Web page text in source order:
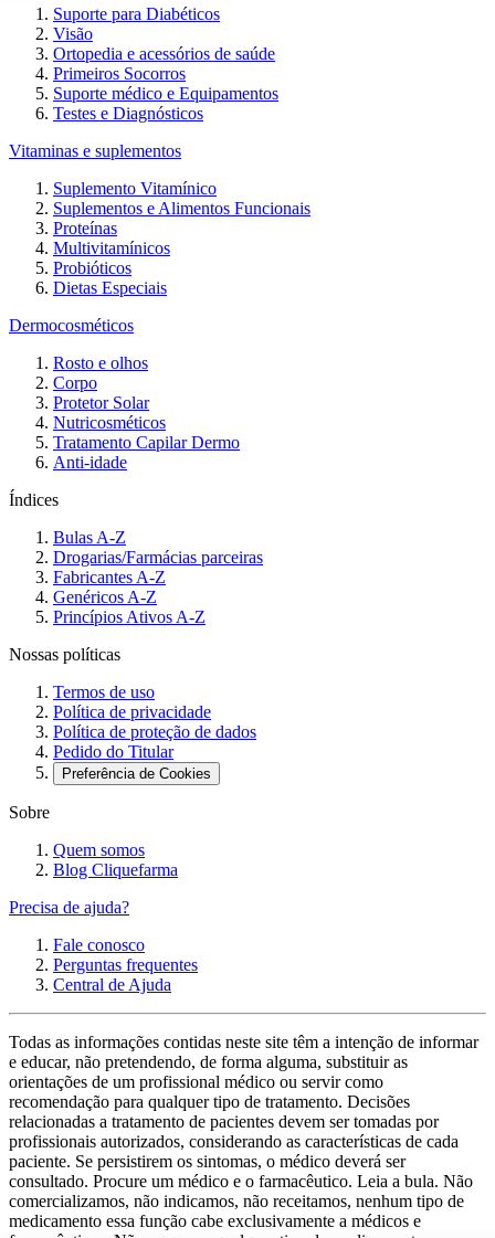
Suporte para Diabéticos
Visão
Ortopedia e acessórios de saúde
Primeiros Socorros
Suporte médico e Equipamentos
Testes e Diagnósticos
Vitaminas e suplementos
Suplemento Vitamínico
Suplementos e Alimentos Funcionais
Proteínas
Multivitamínicos
Probióticos
Dietas Especiais
Dermocosméticos
Rosto e olhos
Corpo
Protetor Solar
Nutricosméticos
Tratamento Capilar Dermo
Anti-idade
Índices
Bulas A-Z
Drogarias/Farmácias parceiras
Fabricantes A-Z
Genéricos A-Z
Princípios Ativos A-Z
Nossas políticas
Termos de uso
Política de privacidade
Política de proteção de dados
Pedido do Titular
Preferência de Cookies
Sobre
Quem somos
Blog Cliquefarma
Precisa de ajuda?
Fale conosco
Perguntas frequentes
Central de Ajuda
Todas as informações contidas neste site têm a intenção de informar
e educar, não pretendendo, de forma alguma, substituir as
orientações de um profissional médico ou servir como
recomendação para qualquer tipo de tratamento. Decisões
relacionadas a tratamento de pacientes devem ser tomadas por
profissionais autorizados, considerando as características de cada
paciente. Se persistirem os sintomas, o médico deverá ser
consultado. Procure um médico e o farmacêutico. Leia a bula. Não
comercializamos, não indicamos, não receitamos, nenhum tipo de
medicamento essa função cabe exclusivamente a médicos e